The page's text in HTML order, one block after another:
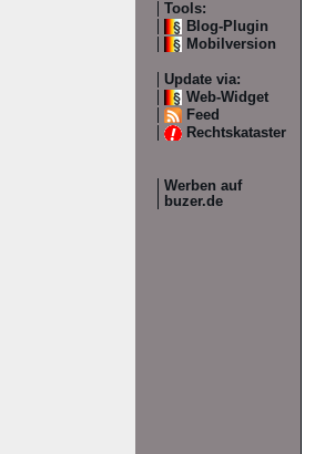
Tools:
Blog-Plugin
Mobilversion
Update via:
Web-Widget
Feed
Rechtskataster
Werben auf
buzer.de